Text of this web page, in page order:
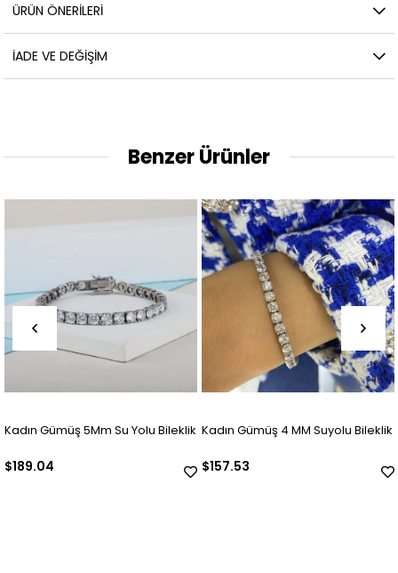
ÜRÜN ÖNERILERI
İADE VE DEĞIŞIM
Benzer Ürünler
Yolu Bileklik Kadın Gümüş 4 MM Suyolu Bileklik 925 Ayar Gümüş Ajda